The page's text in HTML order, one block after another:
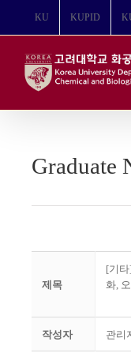
뛰
KU KUPID
Graduate
제목
[기
화,
작성자 관리